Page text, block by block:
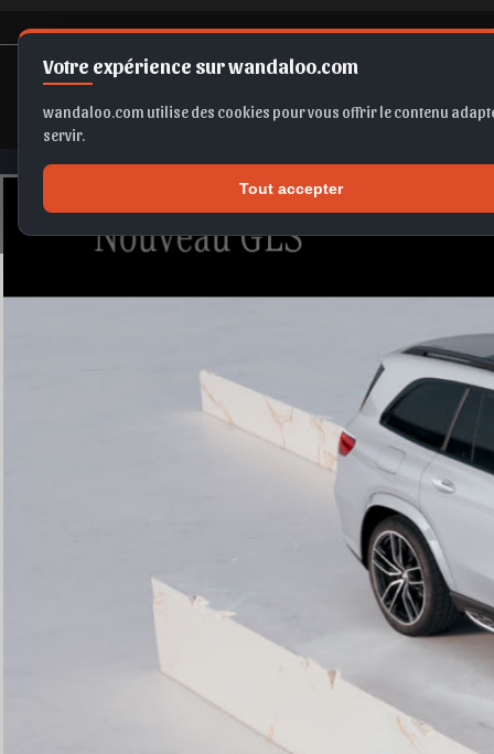
Votre expérience sur wandaloo.com
wandaloo.com utilise des cookies pour vous offrir le contenu
servir.
Tout accepter